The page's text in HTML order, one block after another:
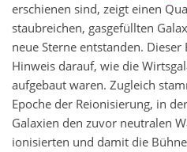
erschienen sind, zeigt einen
staubreichen, gasgefüllten
neue Sterne entstanden.
Hinweis darauf, wie die
aufgebaut waren. Zugleich
Epoche der Reionisierung, in
Galaxien den zuvor neutralen
ionisierten und damit die